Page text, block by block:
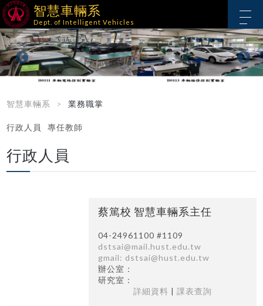
智慧車輛系
Dept. of Intelligent Vehicles
智慧車輛系 業務職掌
行政人員 專任教師
行政人員
蔡篤校 智慧車輛系主任
04-24961100 #1109
dstsai@mail.hust.edu.tw
gmail: dstsai@hust.edu.tw
辦公室：
研究室：
詳細資料 | 課表查詢